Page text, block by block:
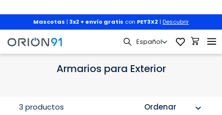
Mascotas | 3x2 + envío gratis con PET3X2 | Descubrir
Jardín y Terraza Almacenaje Exterior Armarios para
Armarios para Exterior
Ordenar expand_more
3 productos